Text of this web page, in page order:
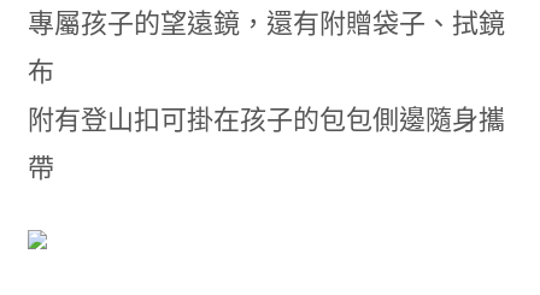
專屬孩子的望遠鏡，還有附贈袋子、拭鏡
布
附有登山扣可掛在孩子的包包側邊隨身攜
帶